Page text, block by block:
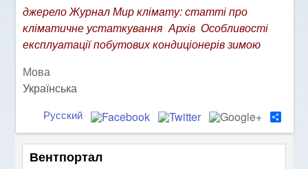
джерелоЖурнал Мир клімату: статті про
кліматичне устаткування Архів Особливості
експлуатації побутових кондиціонерів зимою
Мова
Українська
S
h
a
r
Русский
Вентпортал